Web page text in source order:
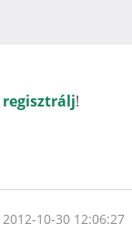
regisztrálj!
2012-10-30 12:06:27